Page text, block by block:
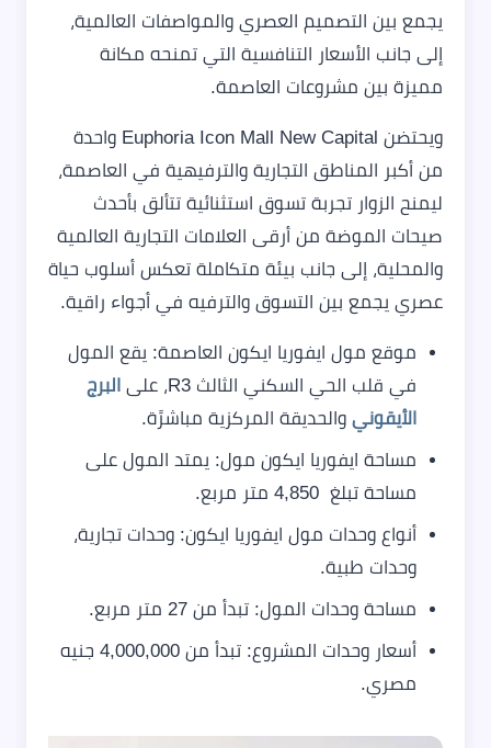
يجمع بين التصميم العصري والمواصفات العالمية،
إلى جانب الأسعار التنافسية التي تمنحه مكانة
مميزة بين مشروعات العاصمة.
ويحتضن Euphoria Icon Mall New Capital واحدة
من أكبر المناطق التجارية والترفيهية في العاصمة،
ليمنح الزوار تجربة تسوق استثنائية تتألق بأحدث
صيحات الموضة من أرقى العلامات التجارية العالمية
والمحلية، إلى جانب بيئة متكاملة تعكس أسلوب حياة
عصري يجمع بين التسوق والترفيه في أجواء راقية.
موقع مول ايفوريا ايكون العاصمة: يقع المول
في قلب الحي السكني الثالث R3، على
البرج
الأيقوني والحديقة المركزية مباشرًة.
مساحة ايفوريا ايكون مول: يمتد المول على
مساحة تبلغ 4,850 متر مربع.
أنواع وحدات مول ايفوريا ايكون: وحدات تجارية،
وحدات طبية.
مساحة وحدات المول: تبدأ من 27 متر مربع.
أسعار وحدات المشروع: تبدأ من 4,000,000 جنيه
مصري.